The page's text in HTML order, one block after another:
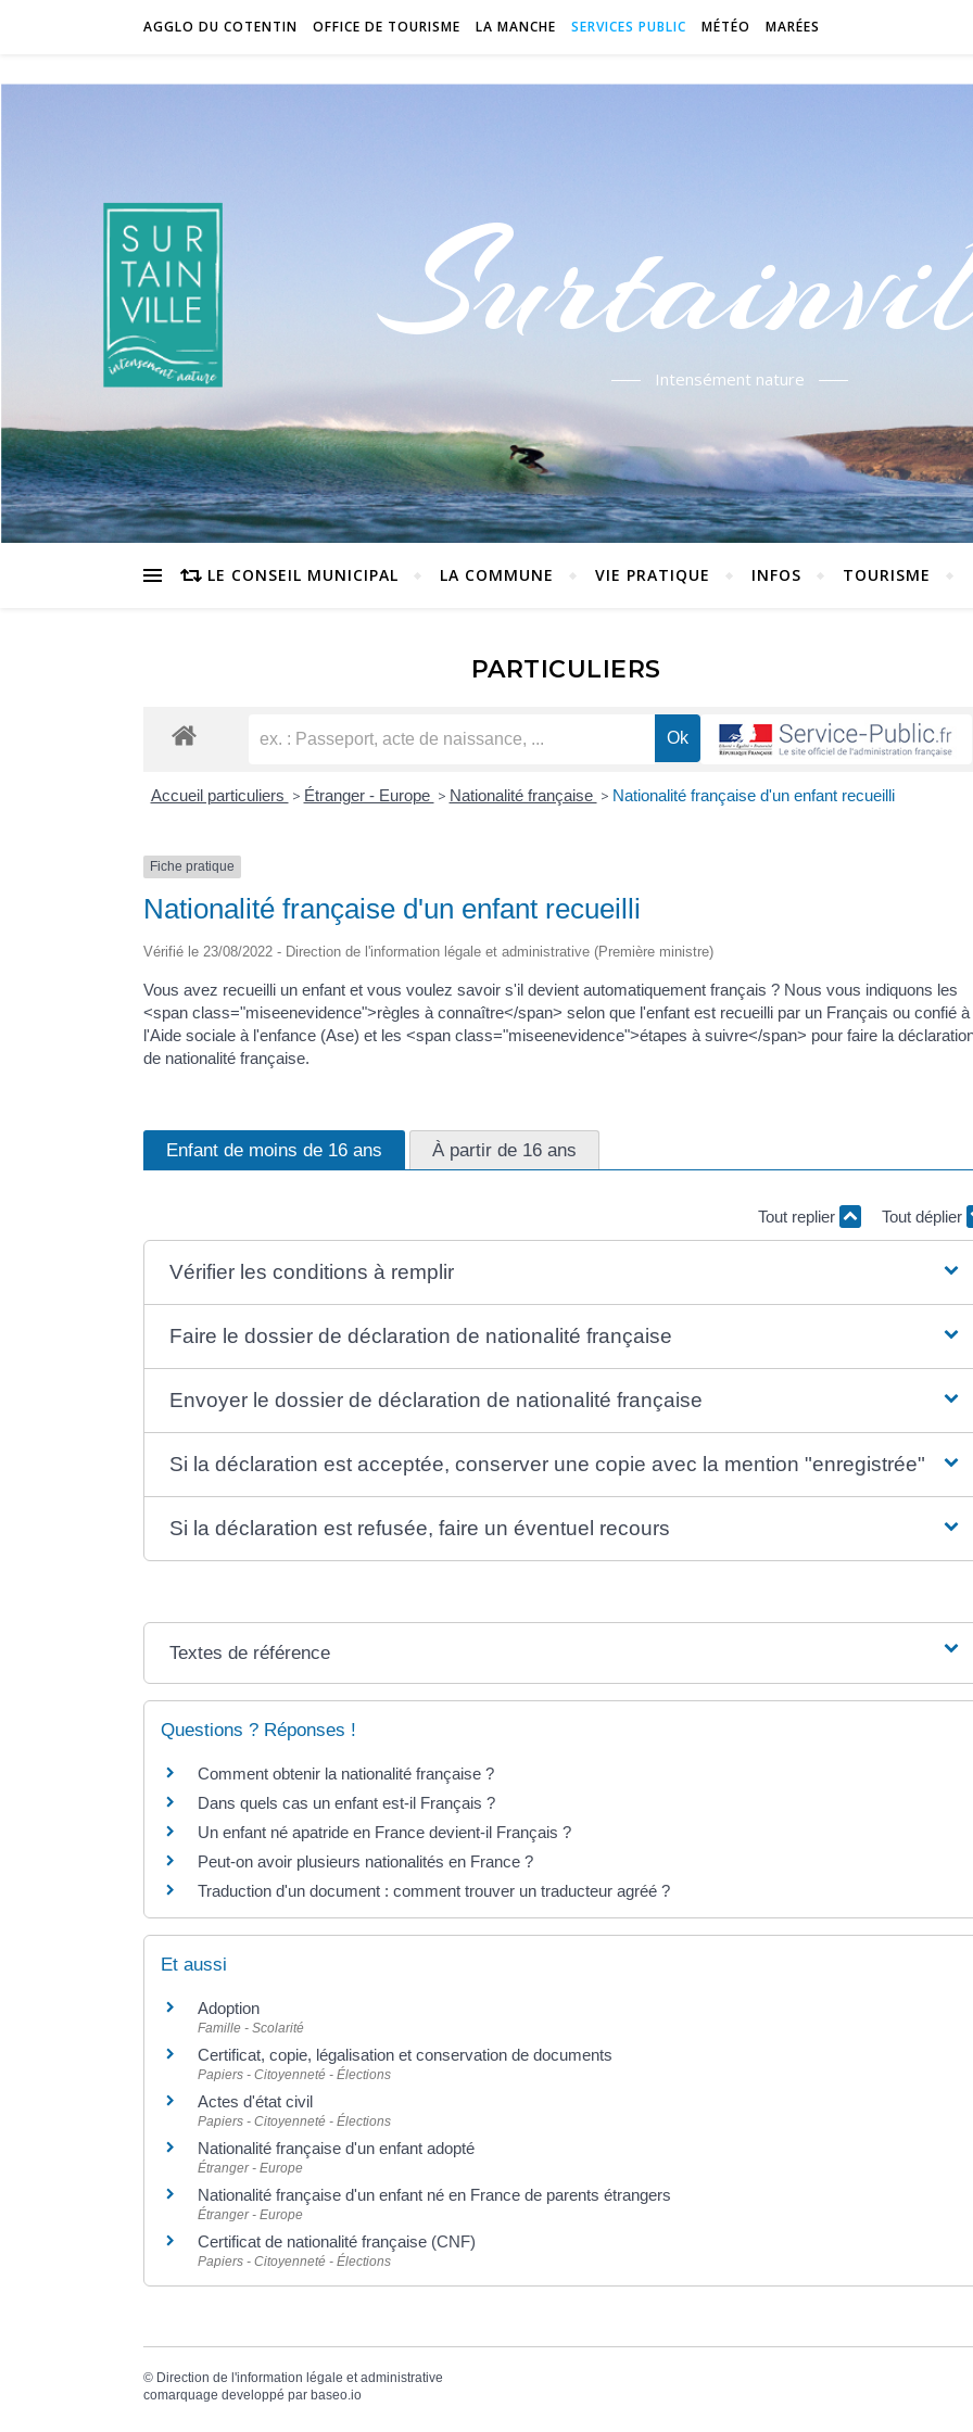
AGGLO DU COTENTIN OFFICE DE TOURISME LA MANCHE SERVICES PUBLIC MÉTÉO MARÉES
Intensément nature
LE CONSEIL MUNICIPAL LA COMMUNE VIE PRATIQUE INFOS TOURISME
PARTICULIERS
Accueil particuliers > Étranger - Europe > Nationalité française > Nationalité française d'un enfant recueilli
Fiche pratique
Nationalité française d'un enfant recueilli
Vérifié le 23/08/2022 - Direction de l'information légale et administrative (Première ministre)
Vous avez recueilli un enfant et vous voulez savoir s'il devient automatiquement français ? Nous vous indiquons les
<span class="miseenevidence">règles à connaître</span> selon que l'enfant est recueilli par un Français ou confié à
l'Aide sociale à l'enfance (Ase) et les <span class="miseenevidence">étapes à suivre</span> pour faire la
de nationalité française.
Enfant de moins de 16 ans À partir de 16 ans
Tout replier Tout déplier
Vérifier les conditions à remplir
Faire le dossier de déclaration de nationalité française
Envoyer le dossier de déclaration de nationalité française
Si la déclaration est acceptée, conserver une copie avec la mention "enregistrée"
Si la déclaration est refusée, faire un éventuel recours
Textes de référence
Questions ? Réponses !
Comment obtenir la nationalité française ?
Dans quels cas un enfant est-il Français ?
Un enfant né apatride en France devient-il Français ?
Peut-on avoir plusieurs nationalités en France ?
Traduction d'un document : comment trouver un traducteur agréé ?
Et aussi
Adoption
Famille - Scolarité
Certificat, copie, légalisation et conservation de documents
Papiers - Citoyenneté - Élections
Actes d'état civil
Papiers - Citoyenneté - Élections
Nationalité française d'un enfant adopté
Étranger - Europe
Nationalité française d'un enfant né en France de parents étrangers
Étranger - Europe
Certificat de nationalité française (CNF)
Papiers - Citoyenneté - Élections
© Direction de l'information légale et administrative
comarquage developpé par baseo.io